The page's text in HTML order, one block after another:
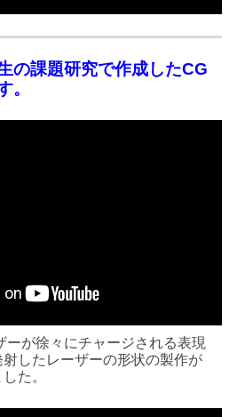
の課題研究で作成したCG
。
が徐々にチャージされる表現
したレーザーの形状の製作が
た。